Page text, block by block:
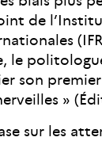
de
le
son
»
sur les